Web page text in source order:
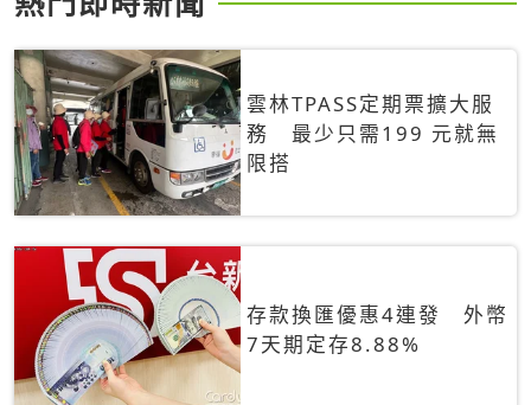
雲林TPASS定期票擴大服
務 最少只需199 元就無
限搭
存款換匯優惠4連發 外幣
7天期定存8.88%